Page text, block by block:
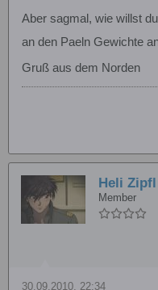
Aber sagmal, wie willst
an den Paeln Gewichte
Gruß aus dem Norden
Heli Zipfl
Member
30.09.2010, 22:34